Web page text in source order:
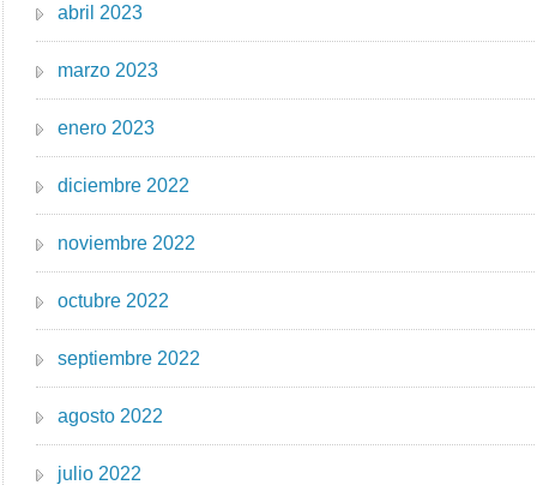
abril 2023
marzo 2023
enero 2023
diciembre 2022
noviembre 2022
octubre 2022
septiembre 2022
agosto 2022
julio 2022